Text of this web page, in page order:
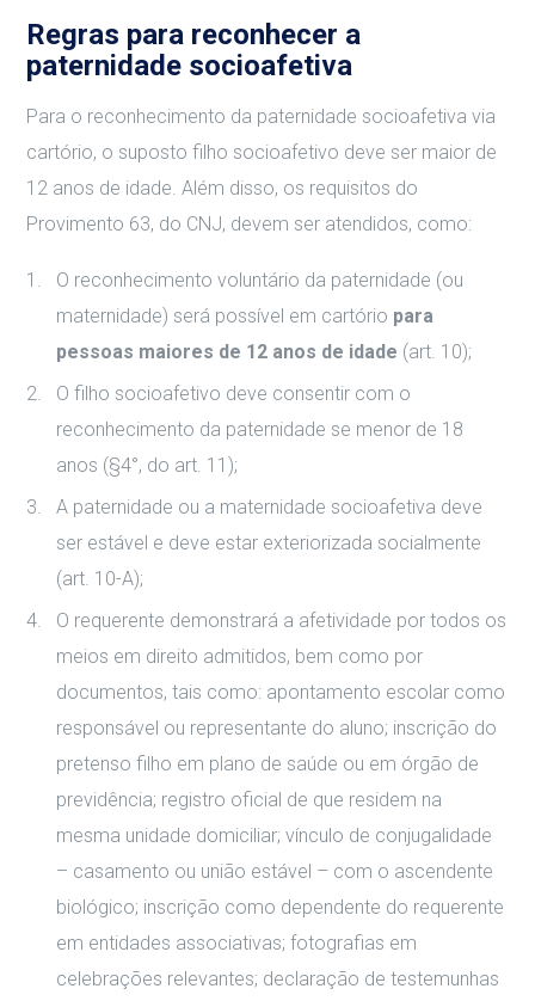
Regras para reconhecer a
paternidade socioafetiva
Para o reconhecimento da paternidade socioafetiva via
cartório, o suposto filho socioafetivo deve ser maior de
12 anos de idade. Além disso, os requisitos do
Provimento 63, do CNJ, devem ser atendidos, como:
O reconhecimento voluntário da paternidade (ou
maternidade) será possível em cartório para
pessoas maiores de 12 anos de idade (art. 10);
O filho socioafetivo deve consentir com o
reconhecimento da paternidade se menor de 18
anos (§4°, do art. 11);
A paternidade ou a maternidade socioafetiva deve
ser estável e deve estar exteriorizada socialmente
(art. 10-A);
O requerente demonstrará a afetividade por todos os
meios em direito admitidos, bem como por
documentos, tais como: apontamento escolar como
responsável ou representante do aluno; inscrição do
pretenso filho em plano de saúde ou em órgão de
previdência; registro oficial de que residem na
mesma unidade domiciliar; vínculo de conjugalidade
– casamento ou união estável – com o ascendente
biológico; inscrição como dependente do requerente
em entidades associativas; fotografias em
celebrações relevantes; declaração de testemunhas